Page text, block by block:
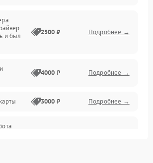
коммуникационные проблемы
и был
2500 ₽ Подробнее →
4000 ₽ Подробнее →
3000 ₽ Подробнее →